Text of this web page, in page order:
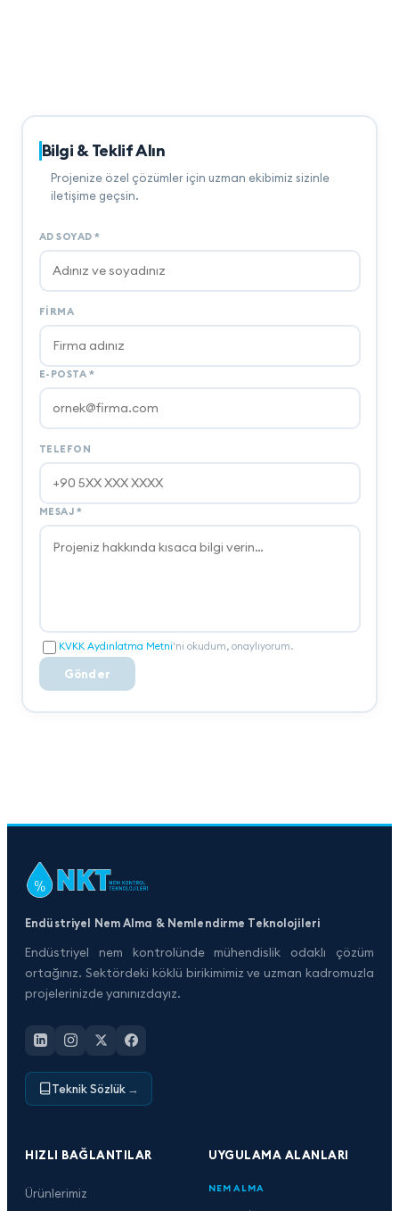
Bilgi & Teklif Alın
Projenize özel çözümler için uzman ekibimiz sizinle
iletişime geçsin.
AD SOYAD *
FIRMA
E-POSTA *
TELEFON
MESAJ *
KVKK Aydınlatma Metni'ni okudum, onaylıyorum.
Gönder
Endüstriyel Nem Alma & Nemlendirme Teknolojileri
Endüstriyel nem kontrolünde mühendislik odaklı çözüm
ortağınız. Sektördeki köklü birikimimiz ve uzman kadromuzla
projelerinizde yanınızdayız.
Teknik Sözlük →
HIZLI BAĞLANTILAR
Ürünlerimiz
UYGULAMA ALANLARI
NEM ALMA